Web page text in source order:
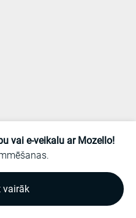
vai e-veikalu ar Mozello!
vairāk